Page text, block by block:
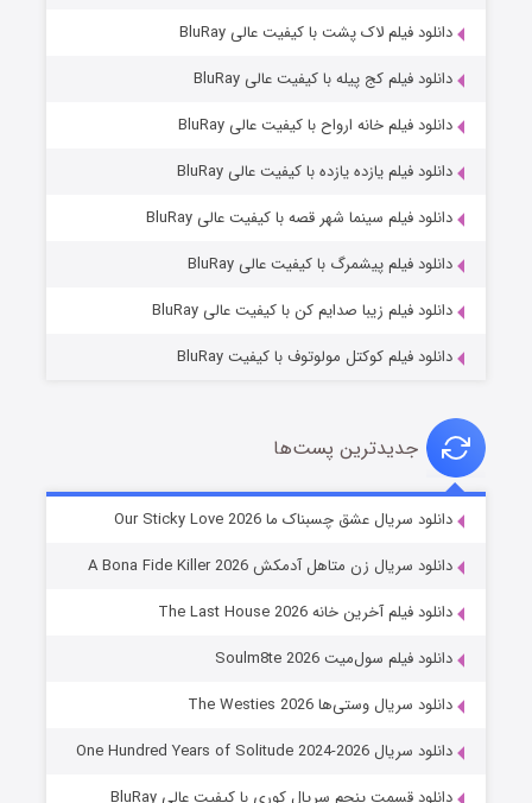
شوهر
دانلود فیلم لاک پشت با کیفیت عالی BluRay
دانلود فیلم کج‌ پیله با کیفیت عالی BluRay
دانلود فیلم خانه ارواح با کیفیت عالی BluRay
دانلود فیلم یازده یازده با کیفیت عالی BluRay
دانلود فیلم سینما شهر قصه با کیفیت عالی BluRay
دانلود فیلم پیشمرگ با کیفیت عالی BluRay
دانلود فیلم زیبا صدایم کن با کیفیت عالی BluRay
دانلود فیلم کوکتل مولوتوف با کیفیت BluRay
جدیدترین پست‌ها
دانلود سریال عشق چسبناک ما Our Sticky Love 2026
دانلود سریال زن متاهل آدمکش A Bona Fide Killer 2026
دانلود فیلم آخرین خانه The Last House 2026
دانلود فیلم سول‌میت Soulm8te 2026
دانلود سریال وستی‌ها The Westies 2026
دانلود سریال One Hundred Years of Solitude 2024-2026
دانلود قسمت پنجم سریال کوری با کیفیت عالی BluRay